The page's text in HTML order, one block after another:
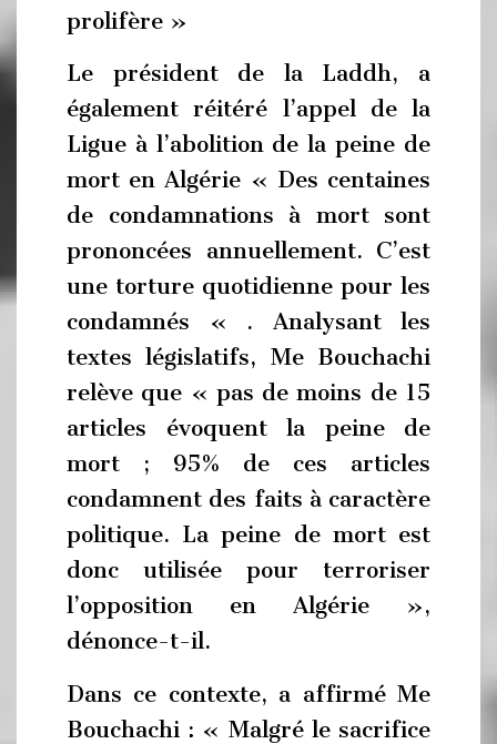
prolifère »
Le président de la Laddh, a
également réitéré l’appel de la
Ligue à l’abolition de la peine de
mort en Algérie « Des centaines
de condamnations à mort sont
prononcées annuellement. C’est
une torture quotidienne pour les
condamnés « . Analysant les
textes législatifs, Me Bouchachi
relève que « pas de moins de 15
articles évoquent la peine de
mort ; 95% de ces articles
condamnent des faits à caractère
politique. La peine de mort est
donc utilisée pour terroriser
l’opposition en Algérie »,
dénonce-t-il.
Dans ce contexte, a affirmé Me
Bouchachi : « Malgré le sacrifice